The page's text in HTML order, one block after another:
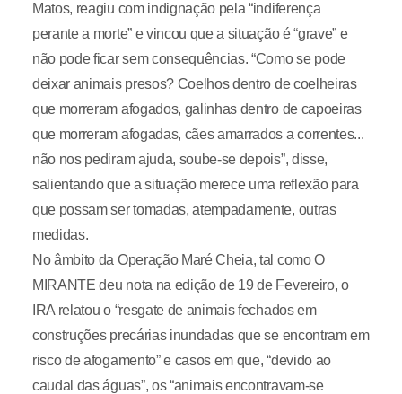
Matos, reagiu com indignação pela “indiferença
perante a morte” e vincou que a situação é “grave” e
não pode ficar sem consequências. “Como se pode
deixar animais presos? Coelhos dentro de coelheiras
que morreram afogados, galinhas dentro de capoeiras
que morreram afogadas, cães amarrados a correntes...
não nos pediram ajuda, soube-se depois”, disse,
salientando que a situação merece uma reflexão para
que possam ser tomadas, atempadamente, outras
medidas.
No âmbito da Operação Maré Cheia, tal como O
MIRANTE deu nota na edição de 19 de Fevereiro, o
IRA relatou o “resgate de animais fechados em
construções precárias inundadas que se encontram em
risco de afogamento” e casos em que, “devido ao
caudal das águas”, os “animais encontravam-se